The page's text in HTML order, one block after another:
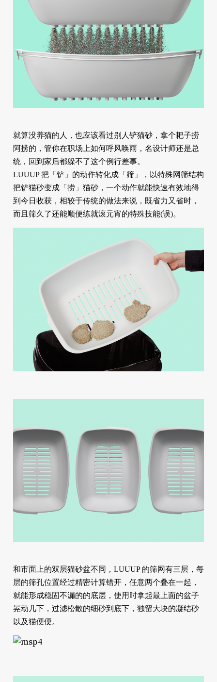
就算没养猫的人，也应该看过别人铲猫砂，拿个耙子捞
阿捞的，管你在职场上如何呼风唤雨，名设计师还是总
统，回到家后都躲不了这个例行差事。
LUUUP 把「铲」的动作转化成「筛」，以特殊网筛结构
把铲猫砂变成「捞」猫砂，一个动作就能快速有效地得
到今日收获，相较于传统的做法来说，既省力又省时，
而且筛久了还能顺便练就滚元宵的特殊技能(误)。
和市面上的双层猫砂盆不同，LUUUP 的筛网有三层，每
层的筛孔位置经过精密计算错开，任意两个叠在一起，
就能形成稳固不漏的的底层，使用时拿起最上面的盆子
晃动几下，过滤松散的细砂到底下，独留大块的凝结砂
以及猫便便。